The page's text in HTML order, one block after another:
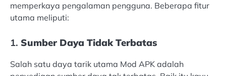
memperkaya pengalaman pengguna. Beberapa fitur
utama meliputi:
1. Sumber Daya Tidak Terbatas
Salah satu daya tarik utama Mod APK adalah